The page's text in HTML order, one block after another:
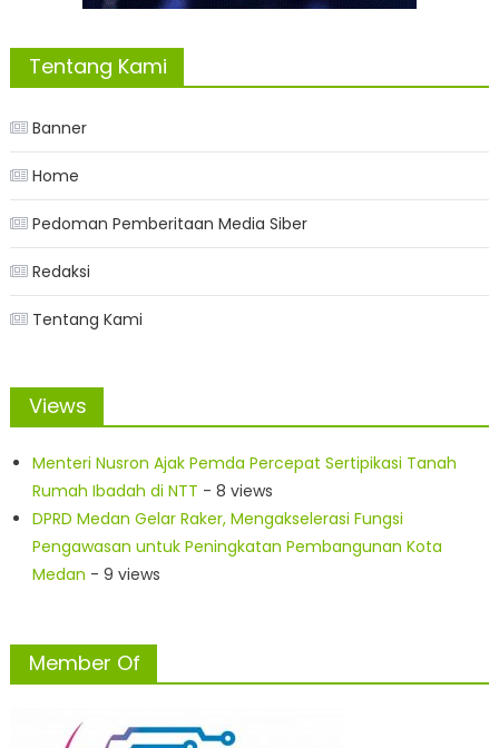
Tentang Kami
Banner
Home
Pedoman Pemberitaan Media Siber
Redaksi
Tentang Kami
Views
Menteri Nusron Ajak Pemda Percepat Sertipikasi Tanah
Rumah Ibadah di NTT - 8 views
DPRD Medan Gelar Raker, Mengakselerasi Fungsi
Pengawasan untuk Peningkatan Pembangunan Kota
Medan - 9 views
Member Of